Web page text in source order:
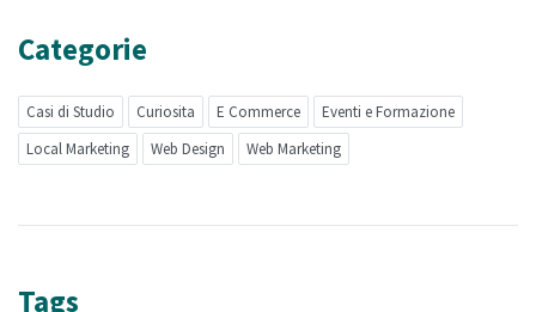
Categorie
Casi di Studio Curiosita E Commerce
Eventi e Formazione
Local Marketing
Web Design Web Marketing
Tags